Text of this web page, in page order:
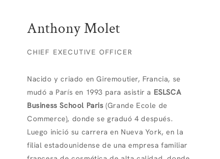
Anthony Molet
CHIEF EXECUTIVE OFFICER
Nacido y criado en Giremoutier, Francia, se
mudó a París en 1993 para asistir a ESLSCA
Business School Paris(Grande Ecole de
Commerce), donde se graduó 4 después.
Luego inició su carrera en Nueva York, en la
filial estadounidense de una empresa familiar